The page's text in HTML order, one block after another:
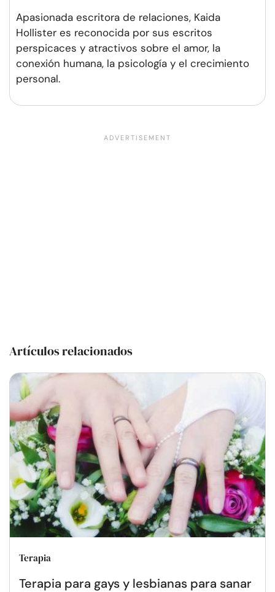
Apasionada escritora de relaciones, Kaida
Hollister es reconocida por sus escritos
perspicaces y atractivos sobre el amor, la
conexión humana, la psicología y el crecimiento
personal.
Artículos relacionados
Terapia
Terapia para gays y lesbianas para sanar